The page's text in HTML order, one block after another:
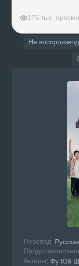
175 тыс.
Не
Перевод:
Актёры: Фу Юй